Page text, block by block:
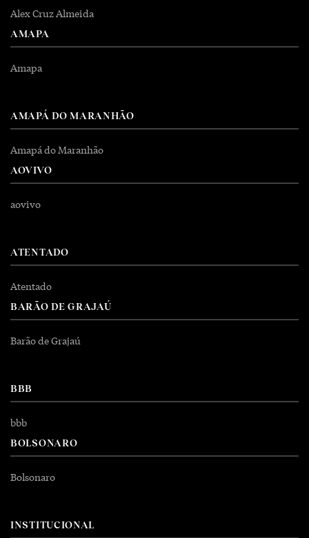
Alex Cruz Almeida
AMAPA
Amapa
AMAPÁ DO MARANHÃO
Amapá do Maranhão
AOVIVO
aovivo
ATENTADO
Atentado
BARÃO DE GRAJAÚ
Barão de Grajaú
BBB
bbb
BOLSONARO
Bolsonaro
INSTITUCIONAL